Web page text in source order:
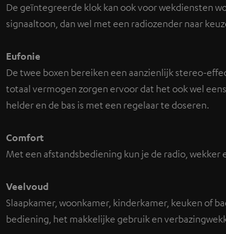
De geïntegreerde klok kan ook voor wekdiensten
signaaltoon, dan wel met een radiozender naar
Eufonie
De twee boxen bereiken een aanzienlijk stereo-
totaal vermogen zorgen ervoor dat het ook wel
helder en de bas is met een regelaar te doseren.
Comfort
Met een afstandsbediening kun je de radio, wekker
Veelvoud
Slaapkamer, woonkamer, kinderkamer, keuken of
bediening, het makkelijke gebruik en